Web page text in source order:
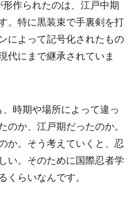
作られたのは、江戸中期
。特に黒装束で手裏剣を打
によって記号化されたもの
代にまで継承されていま
時期や場所によって違っ
か、江戸期だったのか。
か。そう考えていくと、忍
い。そのために国際忍者学
らいなんです。